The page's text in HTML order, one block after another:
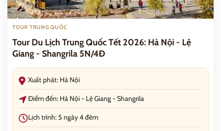
TOUR TRUNG QUỐC
Tour Du Lịch Trung Quốc Tết 2026: Hà Nội - Lệ
Giang - Shangrila 5N/4Đ
Xuất phát: Hà Nội
Điểm đến: Hà Nội - Lệ Giang - Shangrila
Lịch trình: 5 ngày 4 đêm